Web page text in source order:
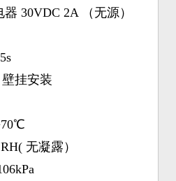
30VDC 2A （无源）
挂安装
无凝露）